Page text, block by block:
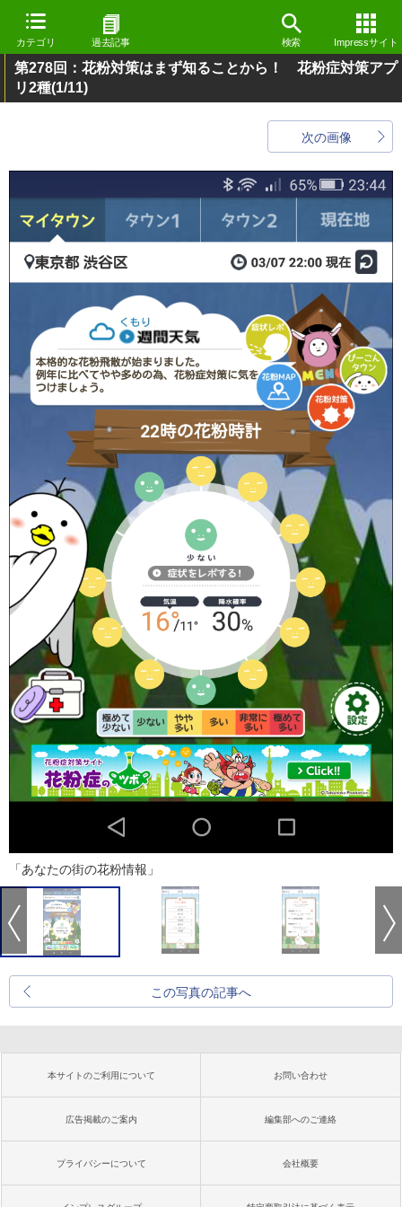
カテゴリ 過去記事 検索 Impressサイト
第278回：花粉対策はまず知ることから！ 花粉症対策アプ
リ2種(1/11)
次の画像
「あなたの街の花粉情報」
この写真の記事へ
本サイトのご利用について お問い合わせ
広告掲載のご案内 編集部へのご連絡
プライバシーについて 会社概要